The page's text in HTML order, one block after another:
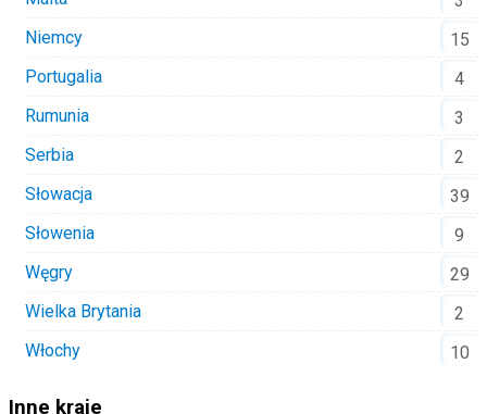
Niemcy
15
Portugalia
4
Rumunia
3
Serbia
2
Słowacja
39
Słowenia
9
Węgry
29
Wielka Brytania
2
Włochy
10
Inne kraje